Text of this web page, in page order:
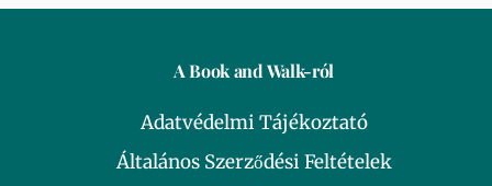
A Book and Walk-ról
Adatvédelmi Tájékoztató
Általános Szerződési Feltételek